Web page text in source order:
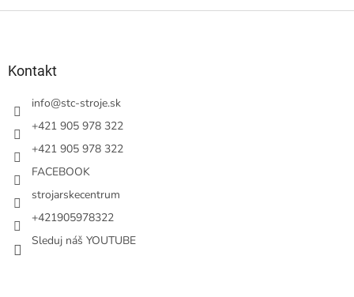
Kontakt
info@stc-stroje.sk
+421 905 978 322
+421 905 978 322
FACEBOOK
strojarskecentrum
+421905978322
Sleduj náš YOUTUBE